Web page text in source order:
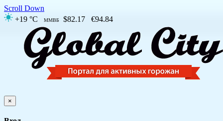
Scroll Down
+19 °C
ММВБ $82.17 €94.84
×